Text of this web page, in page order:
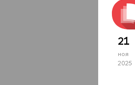
21
ноя
2025